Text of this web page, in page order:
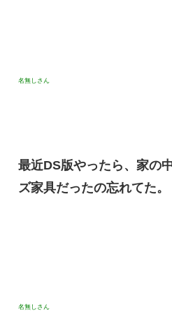
名無しさん
最近DS版やったら、家の
ズ家具だったの忘れてた。
名無しさん